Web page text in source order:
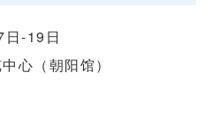
日-19日
心（朝阳馆）